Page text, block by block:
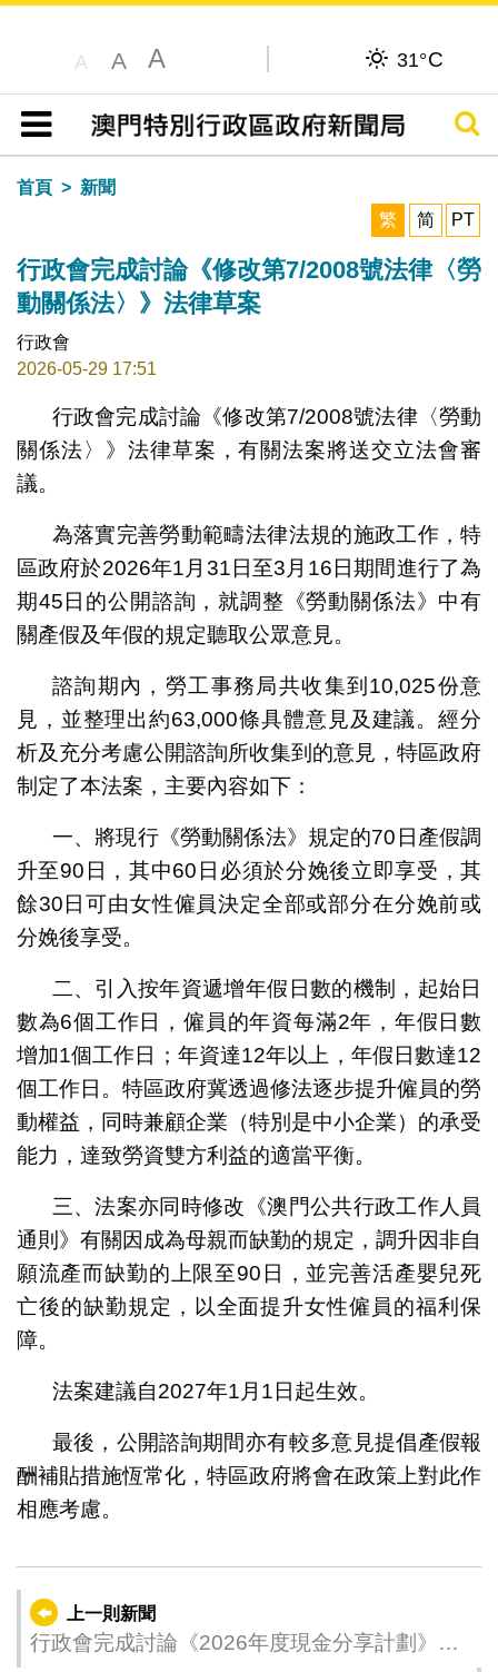
A A A 31°C
目錄
搜尋
首頁
新聞
繁
简 PT
行政會完成討論《修改第7/2008號法律〈勞
動關係法〉》法律草案
行政會
2026-05-29 17:51
行政會完成討論《修改第7/2008號法律〈勞動
關係法〉》法律草案，有關法案將送交立法會審
議。
為落實完善勞動範疇法律法規的施政工作，特
區政府於2026年1月31日至3月16日期間進行了為
期45日的公開諮詢，就調整《勞動關係法》中有
關產假及年假的規定聽取公眾意見。
諮詢期內，勞工事務局共收集到10,025份意
見，並整理出約63,000條具體意見及建議。經分
析及充分考慮公開諮詢所收集到的意見，特區政府
制定了本法案，主要內容如下：
一、將現行《勞動關係法》規定的70日產假調
升至90日，其中60日必須於分娩後立即享受，其
餘30日可由女性僱員決定全部或部分在分娩前或
分娩後享受。
二、引入按年資遞增年假日數的機制，起始日
數為6個工作日，僱員的年資每滿2年，年假日數
增加1個工作日；年資達12年以上，年假日數達12
個工作日。特區政府冀透過修法逐步提升僱員的勞
動權益，同時兼顧企業（特別是中小企業）的承受
能力，達致勞資雙方利益的適當平衡。
三、法案亦同時修改《澳門公共行政工作人員
通則》有關因成為母親而缺勤的規定，調升因非自
願流產而缺勤的上限至90日，並完善活產嬰兒死
亡後的缺勤規定，以全面提升女性僱員的福利保
障。
法案建議自2027年1月1日起生效。
最後，公開諮詢期間亦有較多意見提倡產假報
酬補貼措施恆常化，特區政府將會在政策上對此作
相應考慮。
上一則新聞
行政會完成討論《2026年度現金分享計劃》行